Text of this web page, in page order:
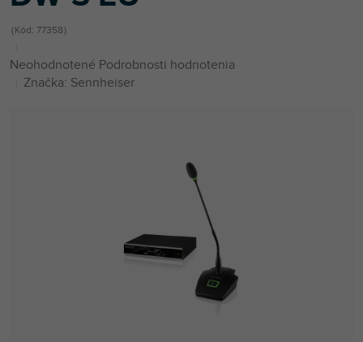
Kód: 77358
Priemerné
hodnotenie
Neohodnotené Podrobnosti hodnotenia
Značka: Sennheiser